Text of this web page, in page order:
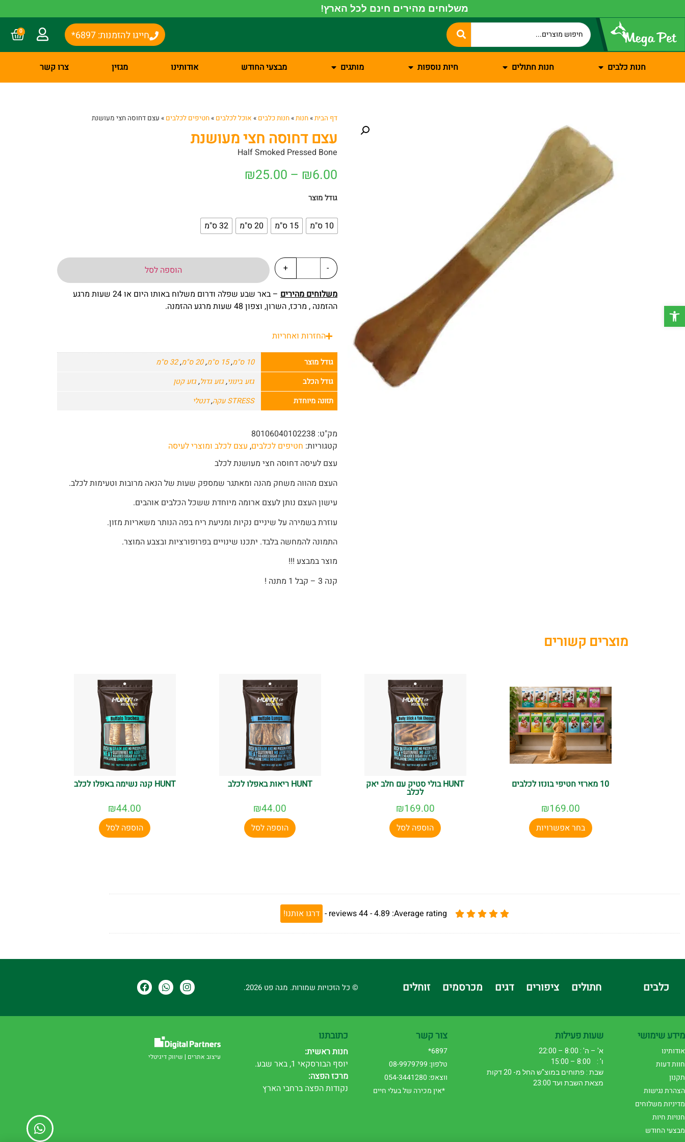
פתח סרגל נגישות
משלוחים מהירים חינם לכל הארץ!
חייגו להזמנות: 6897* 0
חנות כלבים חנות חתולים חיות נוספות מותגים מבצעי החודש אודותינו מגזין צרו קשר
דף הבית»חנות»חנות כלבים » אוכל לכלבים »חטיפים לכלבים » עצם דחוסה חצי מעושנת
עצם דחוסה חצי מעושנת
Half Smoked Pressed Bone
₪6.00
–
₪25.00
גודל מוצר
10 ס"מ 15 ס"מ 20 ס"מ 32 ס"מ
-
+
הוספה לסל
משלוחים מהירים
– באר שבע שפלה ודרום משלוח באותו היום או 24 שעות מרגע
ההזמנה , מרכז, השרון, וצפון 48 שעות מרגע ההזמנה.
החזרות ואחריות
גודל מוצר 10 ס"מ ,15 ס"מ ,20 ס"מ ,32 ס"מ
גודל הכלב
גזע בינוני,גזע גדול,גזע קטן
תזונה מיוחדת
STRESS עקה ,דנטלי
מק"ט: 80106040102238
קטגוריות: חטיפים לכלבים, עצם לכלב ומוצרי לעיסה
עצם לעיסה דחוסה חצי מעושנת לכלב
העצם מהווה משחק מהנה ומאתגר שמספק שעות של הנאה מרובות וטעימות לכלב.
עישון העצם נותן לעצם ארומה מיוחדת ששכל הכלבים אוהבים.
עוזרת בשמירה על שיניים נקיות ומניעת ריח בפה הנותר משאריות מזון.
התמונה להמחשה בלבד. יתכנו שינויים בפרופורציות ובצבע המוצר.
מוצר במבצע !!!
קנה 3 – קבל 1 מתנה !
מוצרים קשורים
10 מארזי חטיפי בונזו לכלבים
₪169.00
בחר אפשרויות
HUNT בולי סטיק עם חלב יאק
לכלב
₪169.00
הוספה לסל
HUNT ריאות באפלו לכלב
₪44.00
הוספה לסל
HUNT קנה נשימה באפלו לכלב
₪44.00
הוספה לסל
Average rating:
4.89 -
44
reviews
- דרגו אותנו!
כלבים חתולים ציפורים דגים מכרסמים זוחלים © כל הזכויות שמורות. מגה פט 2026.
מידע שימושי
אודותינו
חוות דעות
תקנון
הצהרת נגישות
מדיניות משלוחים
חנויות חיות
מבצעי החודש
שעות פעילות
א' – ה' : 8:00 – 22:00
ו' : 8:00 – 15:00
שבת : פתוחים במוצ"ש החל מ- 20 דקות
מצאת השבת ועד 23:00
צור קשר
6897*
טלפון: 08-9979799
ווצאפ: 054-3441280
*אין מכירה של בעלי חיים
כתובתנו
חנות ראשית:
יוסף הבורסקאי 1, באר שבע.
מרכז הפצה:
נקודות הפצה ברחבי הארץ
עיצוב אתרים | שיווק דיגיטלי